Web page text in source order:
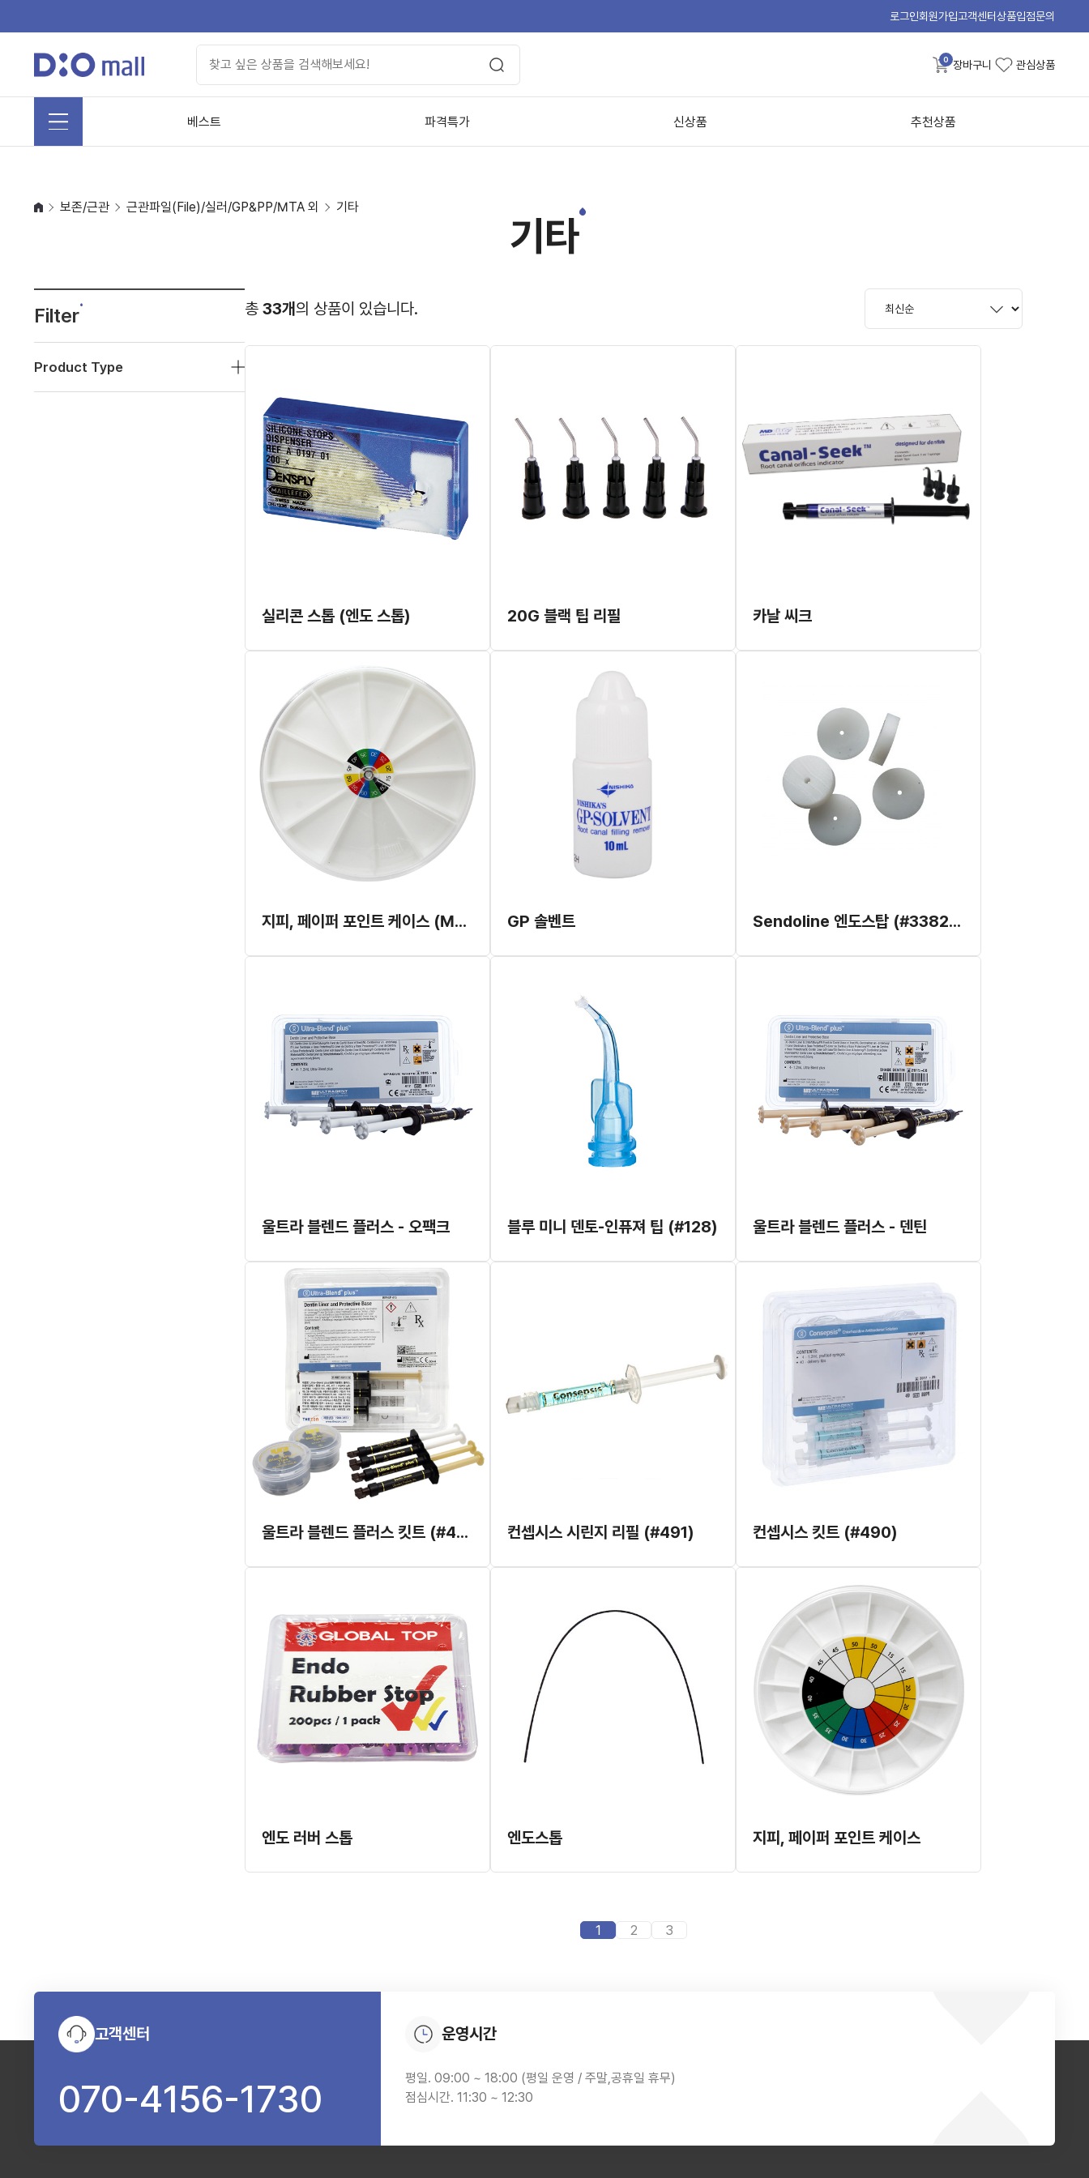
로그인회원가입고객센터상품입점문의
0 장바구니 관심상품
베스트 파격특가 신상품 추천상품
보존/근관 근관파일(File)/실러/GP&PP/MTA 외 기타
기타
Filter
Product Type
총 33개의 상품이 있습니다.
실리콘 스톱 (엔도 스톱) 20G 블랙 팁 리필 카날 씨크
지피, 페이퍼 포인트 케이스 (Meta) GP 솔벤트 Sendoline 엔도스탑 (#3382000)
울트라 블렌드 플러스 - 오팩크 블루 미니 덴토-인퓨져 팁 (#128) 울트라 블렌드 플러스 - 덴틴
울트라 블렌드 플러스 킷트 (#415) 컨셉시스 시린지 리필 (#491) 컨셉시스 킷트 (#490)
엔도 러버 스톱 엔도스톱 지피, 페이퍼 포인트 케이스
1 2 3
고객센터
070-4156-1730
운영시간
평일. 09:00 ~ 18:00 (평일 운영 / 주말,공휴일 휴무)
점심시간. 11:30 ~ 12:30